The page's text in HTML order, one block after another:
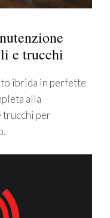
e trucchi
ibrida in perfette
alla
trucchi per